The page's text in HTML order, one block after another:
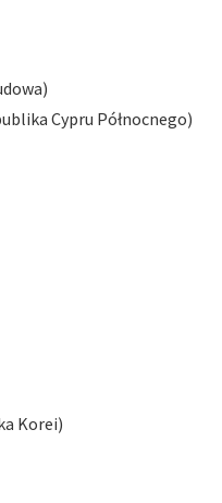
Cypru Północnego)
Korei)